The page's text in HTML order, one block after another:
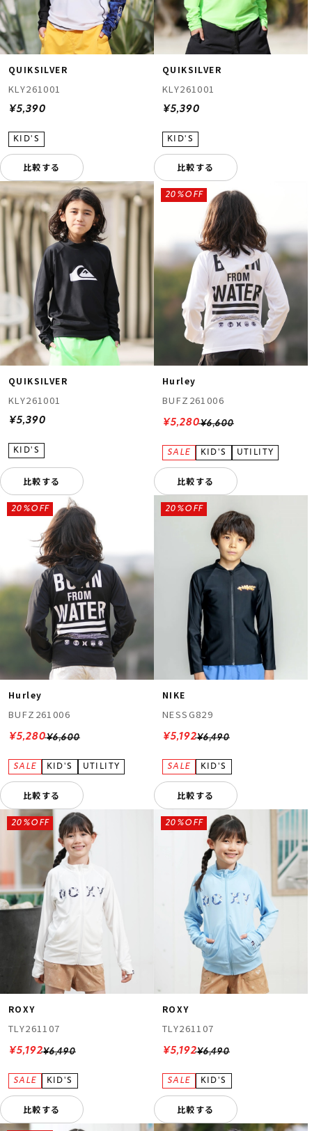
QUIKSILVER
KLY261001
¥5,390
比較する
QUIKSILVER
KLY261001
¥5,390
比較する
QUIKSILVER
KLY261001
¥5,390
比較する
Hurley
BUFZ261006
¥6,600
20%OFF
¥5,280
比較する
Hurley
BUFZ261006
¥6,600
20%OFF
¥5,280
比較する
NIKE
NESSG829
¥6,490
20%OFF
¥5,192
比較する
ROXY
TLY261107
¥6,490
20%OFF
¥5,192
比較する
ROXY
TLY261107
¥6,490
20%OFF
¥5,192
比較する